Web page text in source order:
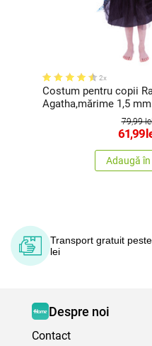
2x
Costum pentru copii
Agatha,mărime 1,5
79,99
61,99
Adaugă
Transport gratuit
lei
Despre noi
Contact